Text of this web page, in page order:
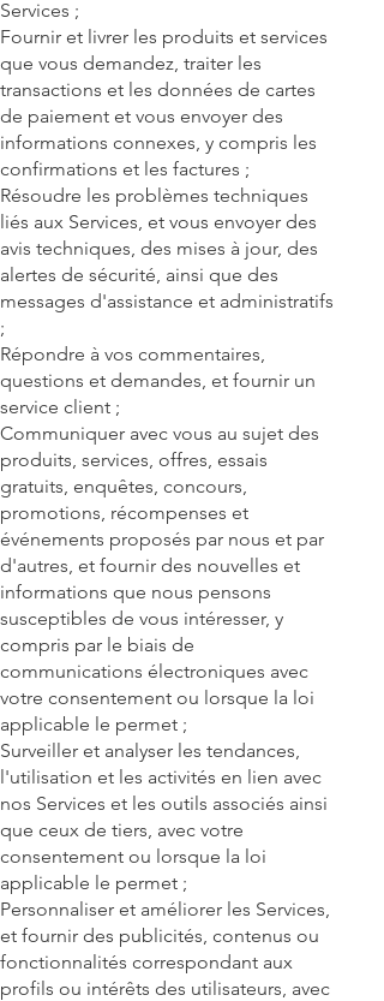
Services ;
Fournir et livrer les produits et services
que vous demandez, traiter les
transactions et les données de cartes
de paiement et vous envoyer des
informations connexes, y compris les
confirmations et les factures ;
Résoudre les problèmes techniques
liés aux Services, et vous envoyer des
avis techniques, des mises à jour, des
alertes de sécurité, ainsi que des
messages d'assistance et administratifs
;
Répondre à vos commentaires,
questions et demandes, et fournir un
service client ;
Communiquer avec vous au sujet des
produits, services, offres, essais
gratuits, enquêtes, concours,
promotions, récompenses et
événements proposés par nous et par
d'autres, et fournir des nouvelles et
informations que nous pensons
susceptibles de vous intéresser, y
compris par le biais de
communications électroniques avec
votre consentement ou lorsque la loi
applicable le permet ;
Surveiller et analyser les tendances,
l'utilisation et les activités en lien avec
nos Services et les outils associés ainsi
que ceux de tiers, avec votre
consentement ou lorsque la loi
applicable le permet ;
Personnaliser et améliorer les Services,
et fournir des publicités, contenus ou
fonctionnalités correspondant aux
profils ou intérêts des utilisateurs, avec